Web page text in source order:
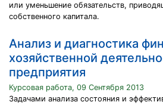
или уменьшение обязательств,
собственного капитала.
Анализ и диагностика
хозяйственной
предприятия
Курсовая работа, 09 Сентября 2013
Задачами анализа состояния и